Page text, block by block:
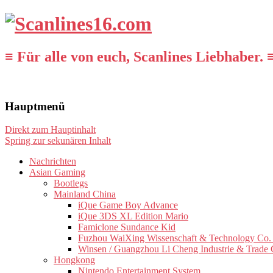
≡ Für alle von euch, Scanlines Liebhaber.
Hauptmenü
Direkt zum Hauptinhalt
Spring zur sekunären Inhalt
Nachrichten
Asian Gaming
Bootlegs
Mainland China
iQue Game Boy Advance
iQue 3DS XL Edition Mario
Famiclone Sundance Kid
Fuzhou WaiXing Wissenschaft & Technology
Winsen / Guangzhou Li Cheng Industrie & Trade
Hongkong